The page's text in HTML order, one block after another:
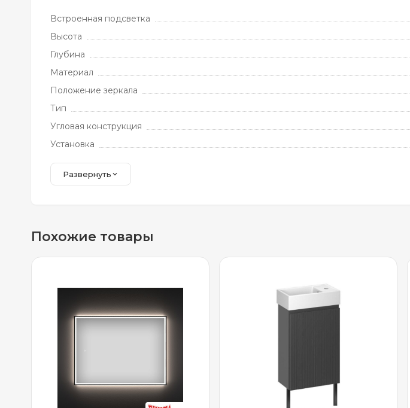
Встроенная подсветка
Высота
Глубина
Материал
Положение зеркала
Тип
Угловая конструкция
Установка
Развернуть
Похожие товары